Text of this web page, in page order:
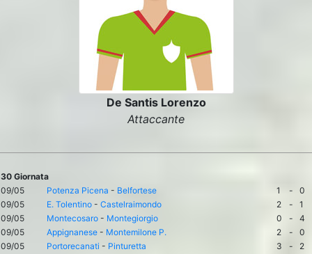
De Santis Lorenzo
Attaccante
30 Giornata
09/05
Potenza Picena - Belfortese 1 -
0
09/05
E. Tolentino - Castelraimondo 2 -
1
09/05
Montecosaro - Montegiorgio 0 -
4
09/05
Appignanese - Montemilone P. 2 -
0
09/05
Portorecanati - Pinturetta 3 -
2